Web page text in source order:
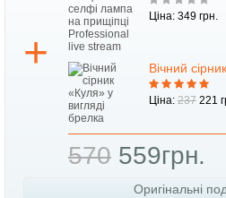
Ціна: 349 грн.
Вічний
Ціна: 237 221
570 559грн.
Оригінальні